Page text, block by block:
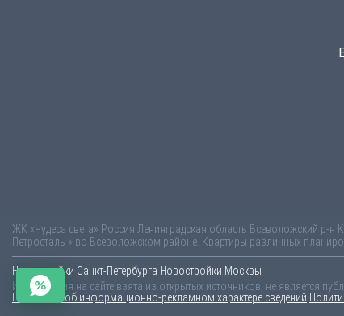
ЖК «Чудеса света» Россия Ленинградская область Всеволожский р-н
Петросталь » во Всеволожском районе. Квартиры различных
Новостройки Санкт-Петербурга Новостройки Москвы
Информация на сайте взята из открытых источников, не является
Пояснение об информационно-рекламном характере сведений